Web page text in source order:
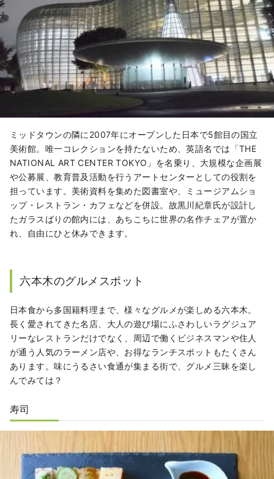
ミッドタウンの隣に2007年にオープンした日本で5館目の国立
美術館。唯一コレクションを持たないため、英語名では「THE
NATIONAL ART CENTER TOKYO」を名乗り、大規模な企画展
や公募展、教育普及活動を行うアートセンターとしての役割を
担っています。美術資料を集めた図書室や、ミュージアムショ
ップ・レストラン・カフェなどを併設。故黒川紀章氏が設計し
たガラスばりの館内には、あちこちに世界の名作チェアが置か
れ、自由にひと休みできます。
六本木のグルメスポット
日本食から多国籍料理まで、様々なグルメが楽しめる六本木。
長く愛されてきた名店、大人の遊び場にふさわしいラグジュア
リーなレストランだけでなく、周辺で働くビジネスマンや住人
が通う人気のラーメン店や、お得なランチスポットもたくさん
あります。味にうるさい食通が集まる街で、グルメ三昧を楽し
んでみては？
寿司